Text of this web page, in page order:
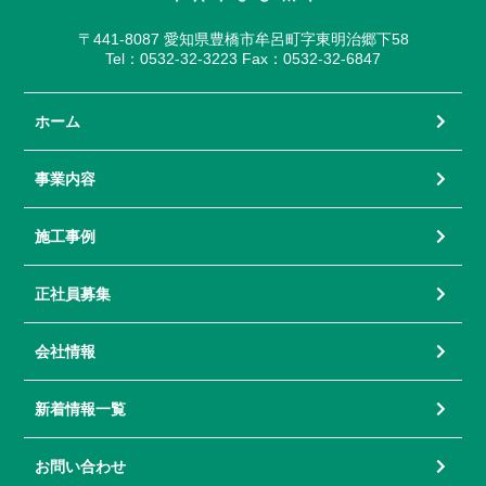
〒441-8087 愛知県豊橋市牟呂町字東明治郷下58
Tel：0532-32-3223 Fax：0532-32-6847
ホーム
事業内容
施工事例
正社員募集
会社情報
新着情報一覧
お問い合わせ